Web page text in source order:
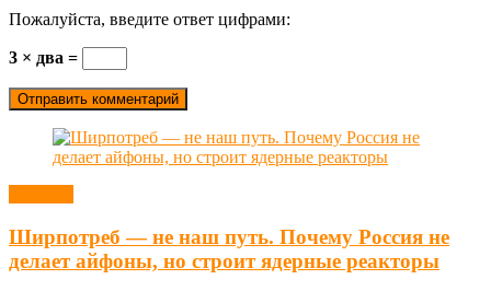
Пожалуйста, введите ответ цифрами:
3 × два =
Ширпотреб — не наш путь. Почему Россия не
делает айфоны, но строит ядерные реакторы